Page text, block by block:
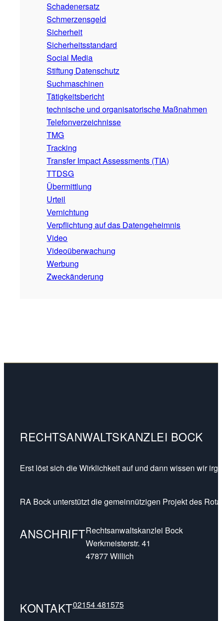
Schadenersatz
Schmerzensgeld
Sicherheit
Sicherheitsstandard
Social Media
Stiftung Datenschutz
Suchmaschinen
Tätigkeitsbericht
technische und organisatorische Maßnahmen
Telefonverzeichnisse
TMG
Tracking
Transfer Impact Assessments (TIA)
TTDSG
Übermittlung
Urteil
Vernichtung
Verpflichtung auf das Datengeheimnis
Video
Videoüberwachung
Werbung
Zweckänderung
RECHTSANWALTSKANZLEI BOCK
Erst löst sich die Wirklichkeit auf und dann wissen wir
RA Bock unterstützt die gemeinnützigen Projekt des
ANSCHRIFTRechtsanwaltskanzlei Bock
Werkmeisterstr. 41
47877 Willich
KONTAKT02154 481575